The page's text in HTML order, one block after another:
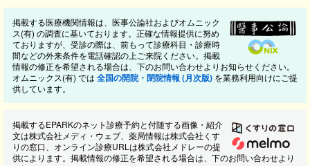
掲載する医療機関情報は、医事公論社およびオムニック
ス(有) の調査に基いております。正確な情報提供に努め
ておりますが、受診の際は、前もって診療科目・診療時
間などの外来条件を電話確認の上ご来院ください。掲載
情報の修正を希望される場合は、下のお問い合わせよりお知らせください。
オムニックス(有) では 全国の開院・閉院情報 (月次版) を業務利用向けにご提
供しています。
掲載するEPARKのネット診療予約と付随する画像・紹介
文は株式会社メディ・ウェブ、薬局情報は株式会社くす
りの窓口、オンライン診療URLは株式会社メドレーの提
供によります。掲載情報の修正を希望される場合は、下のお問い合わせより